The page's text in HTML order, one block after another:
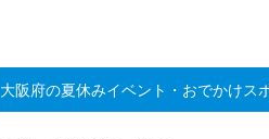
大阪府の夏休みイベント・おでかけス